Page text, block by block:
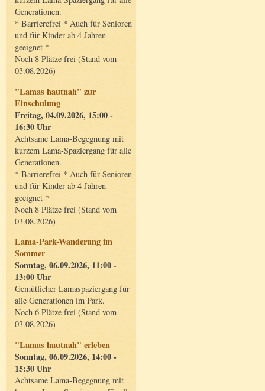
Generationen.
* Barrierefrei * Auch für Senioren
und für Kinder ab 4 Jahren
geeignet *
Noch 8 Plätze frei (Stand vom
03.08.2026)
"Lamas hautnah" zur
Einschulung
Freitag, 04.09.2026, 15:00 -
16:30 Uhr
Achtsame Lama-Begegnung mit
kurzem Lama-Spaziergang für alle
Generationen.
* Barrierefrei * Auch für Senioren
und für Kinder ab 4 Jahren
geeignet *
Noch 8 Plätze frei (Stand vom
03.08.2026)
Lama-Park-Wanderung im
Sommer
Sonntag, 06.09.2026, 11:00 -
13:00 Uhr
Gemütlicher Lamaspaziergang für
alle Generationen im Park.
Noch 6 Plätze frei (Stand vom
03.08.2026)
"Lamas hautnah" erleben
Sonntag, 06.09.2026, 14:00 -
15:30 Uhr
Achtsame Lama-Begegnung mit